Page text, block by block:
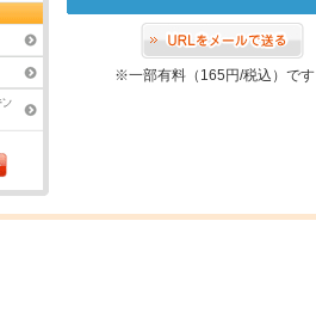
※一部有料（165円/税込）で